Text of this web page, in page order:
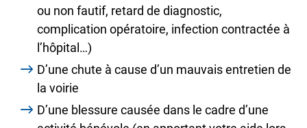
ou non fautif, retard de diagnostic,
complication opératoire, infection contractée à
l’hôpital…)
D’une chute à cause d’un mauvais entretien de
la voirie
D’une blessure causée dans le cadre d’une